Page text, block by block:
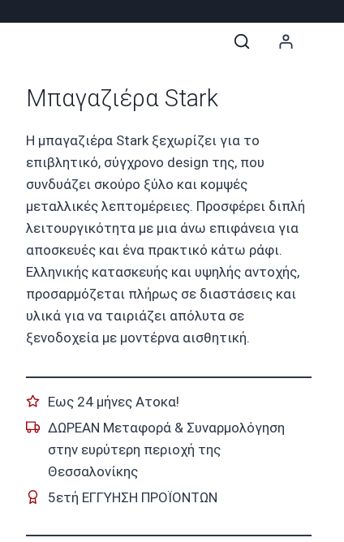
Μπαγαζιέρα Stark
Η μπαγαζιέρα Stark ξεχωρίζει για το
επιβλητικό, σύγχρονο design της, που
συνδυάζει σκούρο ξύλο και κομψές
μεταλλικές λεπτομέρειες. Προσφέρει διπλή
λειτουργικότητα με μια άνω επιφάνεια για
αποσκευές και ένα πρακτικό κάτω ράφι.
Ελληνικής κατασκευής και υψηλής αντοχής,
προσαρμόζεται πλήρως σε διαστάσεις και
υλικά για να ταιριάζει απόλυτα σε
ξενοδοχεία με μοντέρνα αισθητική.
Εως 24 μήνες Ατοκα!
ΔΩΡΕΑΝ Μεταφορά & Συναρμολόγηση
στην ευρύτερη περιοχή της
Θεσσαλονίκης
5ετή ΕΓΓΥΗΣΗ ΠΡΟΪΟΝΤΩΝ